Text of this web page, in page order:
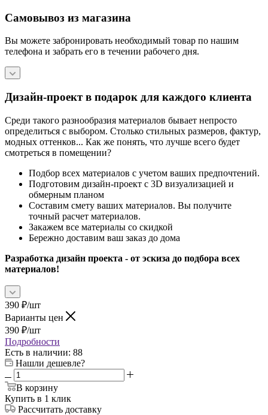
Самовывоз из магазина
Вы можете забронировать необходимый товар по нашим
телефона и забрать его в течении рабочего дня.
Дизайн-проект в подарок для каждого клиента
Среди такого разнообразия материалов бывает непросто
определиться с выбором. Столько стильных размеров, фактур,
модных оттенков... Как же понять, что лучше всего будет
смотреться в помещении?
Подбор всех материалов с учетом ваших предпочтений.
Подготовим дизайн-проект с 3D визуализацией и
обмерным планом
Составим смету ваших материалов. Вы получите
точный расчет материалов.
Закажем все материалы со скидкой
Бережно доставим ваш заказ до дома
Разработка дизайн проекта - от эскиза до подбора всех
материалов!
390 ₽/шт
Варианты цен
390 ₽/шт
Подробности
Есть в наличии: 88
Нашли дешевле?
В корзину
Купить в 1 клик
Рассчитать доставку